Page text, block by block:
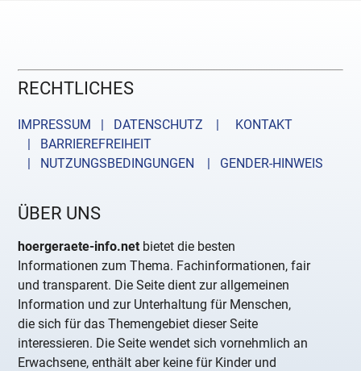
RECHTLICHES
IMPRESSUM | DATENSCHUTZ |
KONTAKT
| BARRIEREFREIHEIT
| NUTZUNGSBEDINGUNGEN
| GENDER-HINWEIS
ÜBER UNS
hoergeraete-info.net bietet die besten
Informationen zum Thema. Fachinformationen, fair
und transparent. Die Seite dient zur allgemeinen
Information und zur Unterhaltung für Menschen,
die sich für das Themengebiet dieser Seite
interessieren. Die Seite wendet sich vornehmlich an
Erwachsene, enthält aber keine für Kinder und